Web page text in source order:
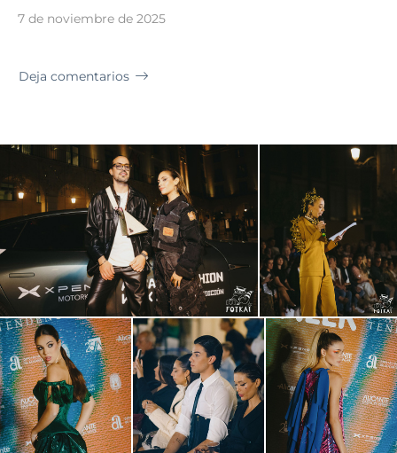
7 de noviembre de 2025
Deja comentarios